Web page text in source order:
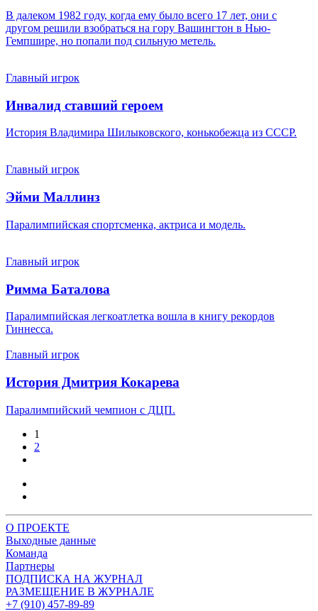
В далеком 1982 году, когда ему было всего 17 лет, они с
другом решили взобраться на гору Вашингтон в Нью-
Гемпшире, но попали под сильную метель.
Главный игрок
Инвалид ставший героем
История Владимира Шилыковского, конькобежца из СССР.
Главный игрок
Эйми Маллинз
Паралимпийская спортсменка, актриса и модель.
Главный игрок
Римма Баталова
Паралимпийская легкоатлетка вошла в книгу рекордов
Гиннесса.
Главный игрок
История Дмитрия Кокарева
Паралимпийский чемпион с ДЦП.
1
2
О ПРОЕКТЕ
Выходные данные
Команда
Партнеры
ПОДПИСКА НА ЖУРНАЛ
РАЗМЕЩЕНИЕ В ЖУРНАЛЕ
+7 (910) 457-89-89